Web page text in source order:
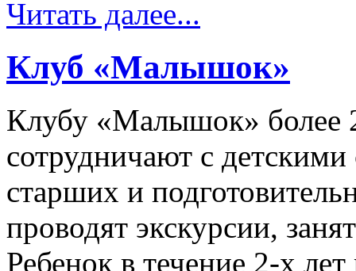
Читать далее...
Клуб «Малышок»
Клубу «Малышок» более
сотрудничают с
старших и
проводят экскурсии,
Ребенок в течение 2-х